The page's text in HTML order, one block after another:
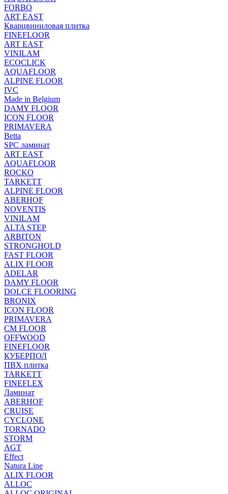
FORBO
ART EAST
Кварцвиниловая плитка
FINEFLOOR
ART EAST
VINILAM
ECOCLICK
AQUAFLOOR
ALPINE FLOOR
IVC
Made in Belgium
DAMY FLOOR
ICON FLOOR
PRIMAVERA
Betta
SPC ламинат
ART EAST
AQUAFLOOR
ROCKO
TARKETT
ALPINE FLOOR
ABERHOF
NOVENTIS
VINILAM
ALTA STEP
ARBITON
STRONGHOLD
FAST FLOOR
ALIX FLOOR
ADELAR
DAMY FLOOR
DOLCE FLOORING
BRONIX
ICON FLOOR
PRIMAVERA
CM FLOOR
OFFWOOD
FINEFLOOR
КУБЕРПОЛ
ПВХ плитка
TARKETT
FINEFLEX
Ламинат
ABERHOF
CRUISE
CYCLONE
TORNADO
STORM
AGT
Effect
Natura Line
ALIX FLOOR
ALLOC